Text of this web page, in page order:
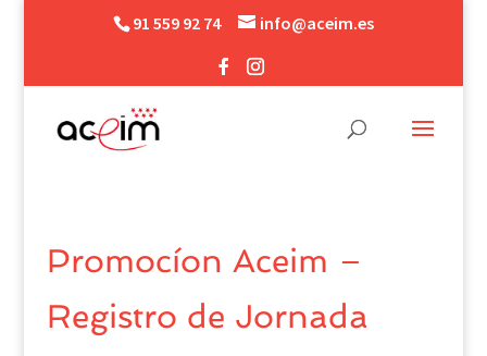
91 559 92 74 info@aceim.es
Promocíon Aceim –
Registro de Jornada